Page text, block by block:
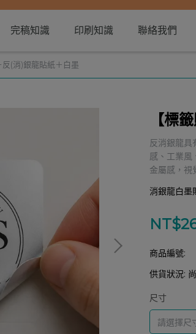
完稿知識 印刷知識 聯絡我們
(消)銀龍貼紙＋白墨
【標
反消銀龍具
感、工業風
金屬感，視
消銀龍白墨
商品編號:
供貨狀況:
尺寸